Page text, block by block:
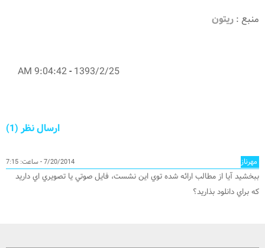
منبع :ریتون
1393/2/25
-
9:04:42 AM
ارسال نظر (1)
مهرناز 7/20/2014 - ساعت: 7:15
ببخشيد آيا از مطالب ارائه شده توي اين نشست، فايل صوتي يا تصويري اي داريد
كه براي دانلود بذاريد؟